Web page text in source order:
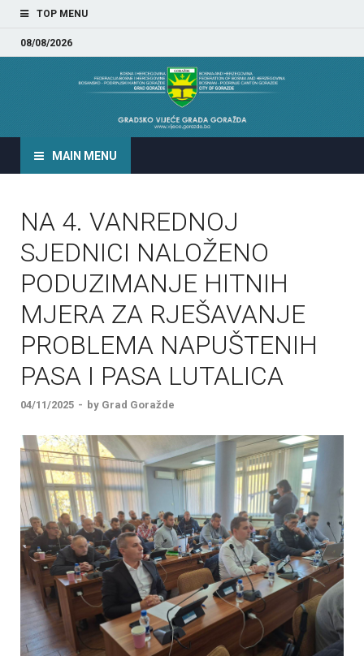
TOP MENU
08/08/2026
GRADSKO VIJEĆE GRADA
MAIN MENU
NA 4. VANREDNOJ
SJEDNICI NALOŽENO
PODUZIMANJE HITNIH
MJERA ZA RJEŠAVANJE
PROBLEMA NAPUŠTENIH
PASA I PASA LUTALICA
04/11/2025 - by Grad Goražde